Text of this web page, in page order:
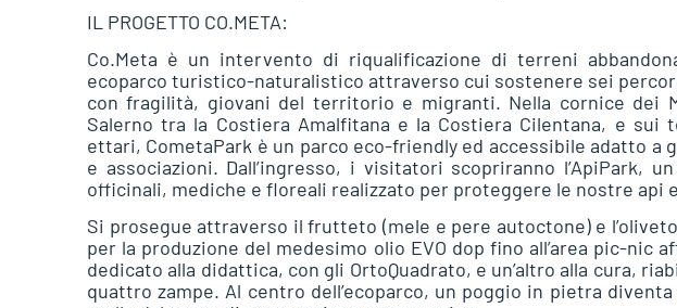
IL PROGETTO CO.META:
Co.Meta è un intervento di riqualificazione di terreni
ecoparco turistico-naturalistico attraverso cui sostenere sei
con fragilità, giovani del territorio e migranti. Nella cornice dei
Salerno tra la Costiera Amalfitana e la Costiera Cilentana, e
ettari, CometaPark è un parco eco-friendly ed accessibile adatto a
e associazioni. Dall’ingresso, i visitatori scopriranno l’ApiPark,
officinali, mediche e floreali realizzato per proteggere le nostre api
Si prosegue attraverso il frutteto (mele e pere autoctone) e
per la produzione del medesimo olio EVO dop fino all’area pic-nic
dedicato alla didattica, con gli OrtoQuadrato, e un’altro alla cura,
quattro zampe. Al centro dell’ecoparco, un poggio in pietra